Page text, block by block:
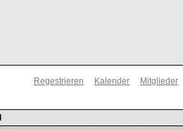
Regestrieren Kalender Mitglieder